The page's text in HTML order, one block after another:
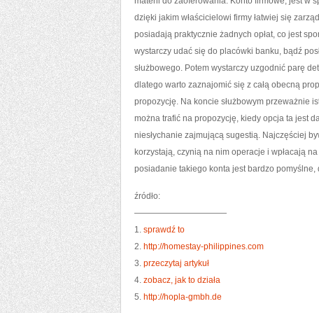
dzięki jakim właścicielowi firmy łatwiej się
posiadają praktycznie żadnych opłat, co jest
wystarczy udać się do placówki banku, bądź
służbowego. Potem wystarczy uzgodnić parę
dlatego warto zaznajomić się z całą obecną
propozycję. Na koncie służbowym przeważnie
można trafić na propozycję, kiedy opcja ta jest
niesłychanie zajmującą sugestią. Najczęściej
korzystają, czynią na nim operacje i wpłacają
posiadanie takiego konta jest bardzo
źródło:
———————————
1. sprawdź to
2. http://homestay-philippines.com
3. przeczytaj artykuł
4. zobacz, jak to działa
5. http://hopla-gmbh.de